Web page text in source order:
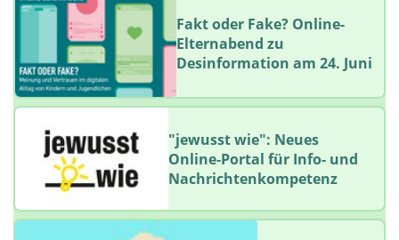
Fakt oder Fake? Online-
Elternabend zu
Desinformation am 24. Juni
"jewusst wie": Neues
Online‑Portal für Info- und
Nachrichtenkompetenz